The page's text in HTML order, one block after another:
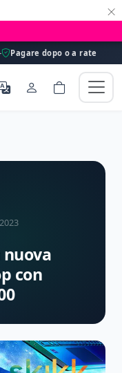
×
Pagare dopo o a rate
nuova
con